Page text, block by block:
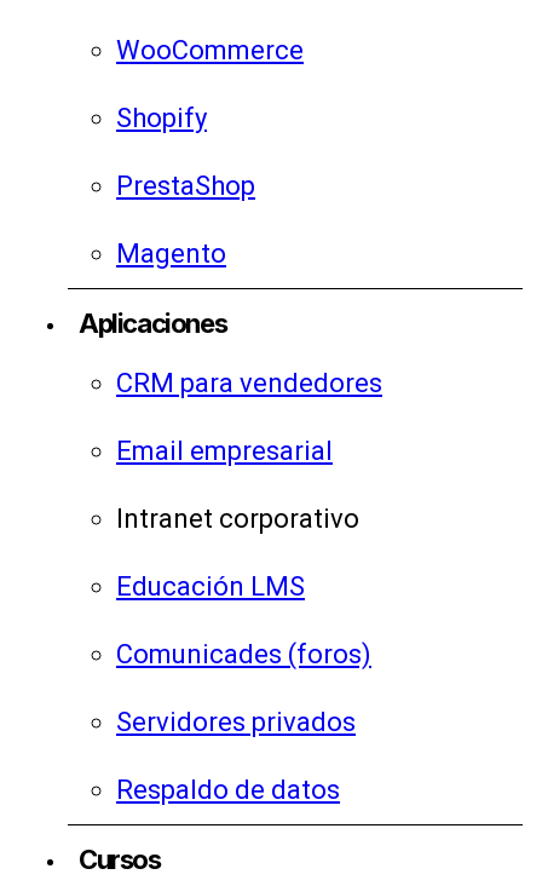
WooCommerce
Shopify
PrestaShop
Magento
Aplicaciones
CRM para vendedores
Email empresarial
Intranet corporativo
Educación LMS
Comunicades (foros)
Servidores privados
Respaldo de datos
Cursos